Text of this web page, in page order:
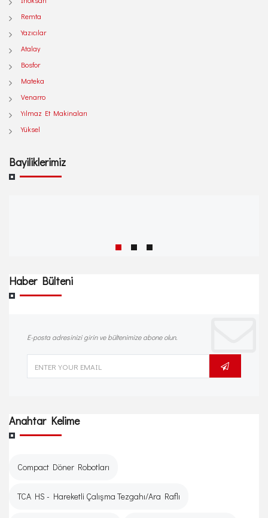
Remta
Yazıcılar
Atalay
Bosfor
Mateka
Venarro
Yılmaz Et Makinaları
Yüksel
Bayiliklerimiz
Haber Bülteni
E-posta adresinizi girin ve bültenimize abone olun.
Anahtar Kelime
Compact Döner Robotları
TCA HS - Hareketli Çalışma Tezgahı/Ara Raflı